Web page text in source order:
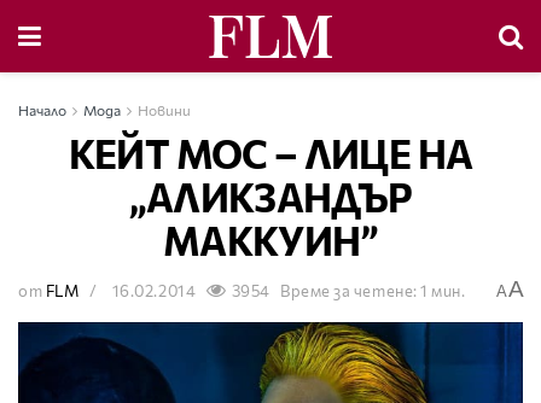
Начало Мода Новини
КЕЙТ МОС – ЛИЦЕ НА
„АЛИКЗАНДЪР
МАККУИН”
от FLM 16.02.2014 3954 Време за четене: 1 мин. AA